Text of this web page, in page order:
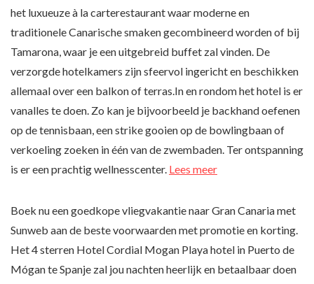
het luxueuze à la carterestaurant waar moderne en
traditionele Canarische smaken gecombineerd worden of bij
Tamarona, waar je een uitgebreid buffet zal vinden. De
verzorgde hotelkamers zijn sfeervol ingericht en beschikken
allemaal over een balkon of terras.In en rondom het hotel is er
vanalles te doen. Zo kan je bijvoorbeeld je backhand oefenen
op de tennisbaan, een strike gooien op de bowlingbaan of
verkoeling zoeken in één van de zwembaden. Ter ontspanning
is er een prachtig wellnesscenter. Lees meer
Boek nu een goedkope vliegvakantie naar Gran Canaria met
Sunweb aan de beste voorwaarden met promotie en korting.
Het 4 sterren Hotel Cordial Mogan Playa hotel in Puerto de
Mógan te Spanje zal jou nachten heerlijk en betaalbaar doen